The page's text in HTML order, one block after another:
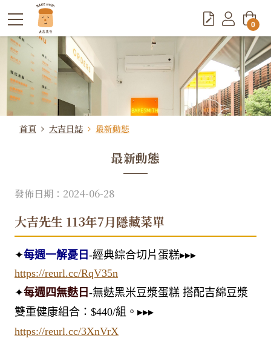
首頁 大吉日誌 最新動態
最新動態
發佈日期：2024-06-28
大吉先生 113年7月隱藏菜單
✦每週一解憂日 -經典綜合切片蛋糕▸▸▸
https://reurl.cc/RqV35n
✦每週四無麩日 -無麩黑米豆漿蛋糕 搭配吉綿豆漿
雙重健康組合：$440/組。▸▸▸
https://reurl.cc/3XnVrX
0